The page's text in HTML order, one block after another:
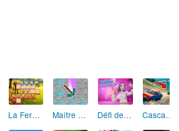
La Ferme des Mots - Cultivez votre Vocabulaire Maître de la Destruction: Fusion de Pioches Défi de Mode: Star du Podium Cascades Folles 3D